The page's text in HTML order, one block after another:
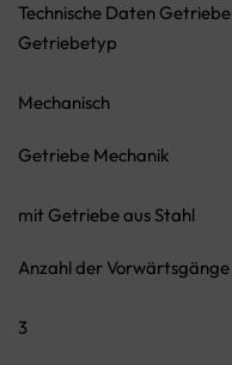
Technische Daten Getriebe
Getriebetyp
Mechanisch
Getriebe Mechanik
mit Getriebe aus Stahl
Anzahl der Vorwärtsgänge
3